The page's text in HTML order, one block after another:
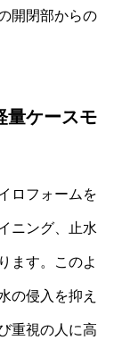
開閉部からの
量ケースモ
ロフォームを
ニング、止水
ます。このよ
の侵入を抑え
重視の人に高